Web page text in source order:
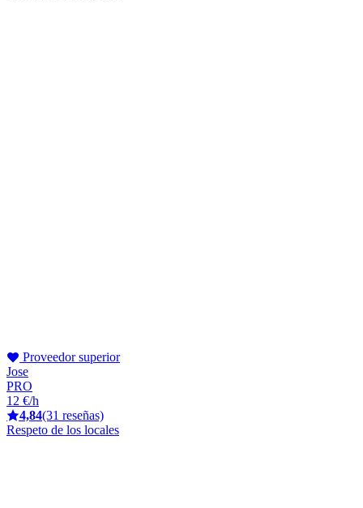
Proveedor superior
Jose
PRO
12 €/h
4,84(31 reseñas)
Respeto de los locales